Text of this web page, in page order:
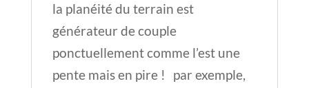
la planéité du terrain est
générateur de couple
ponctuellement comme l’est une
pente mais en pire ! par exemple,